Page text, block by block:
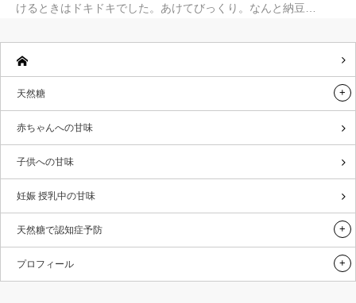
けるときはドキドキでした。あけてびっくり。なんと納豆…
天然糖
赤ちゃんへの甘味
子供への甘味
妊娠 授乳中の甘味
天然糖で認知症予防
プロフィール